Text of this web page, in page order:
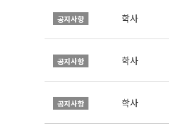
공지사항 학사
공지사항 학사
공지사항 학사